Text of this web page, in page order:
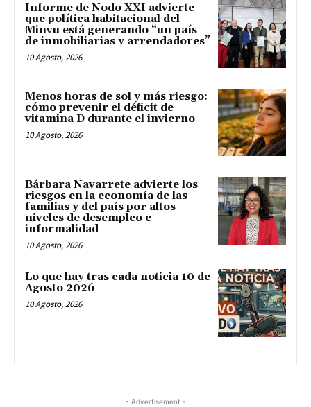
Informe de Nodo XXI advierte
que política habitacional del
Minvu está generando “un país
de inmobiliarias y arrendadores”
10 Agosto, 2026
Menos horas de sol y más riesgo:
cómo prevenir el déficit de
vitamina D durante el invierno
10 Agosto, 2026
Bárbara Navarrete advierte los
riesgos en la economía de las
familias y del país por altos
niveles de desempleo e
informalidad
10 Agosto, 2026
Lo que hay tras cada noticia 10 de
Agosto 2026
10 Agosto, 2026
- Advertisement -